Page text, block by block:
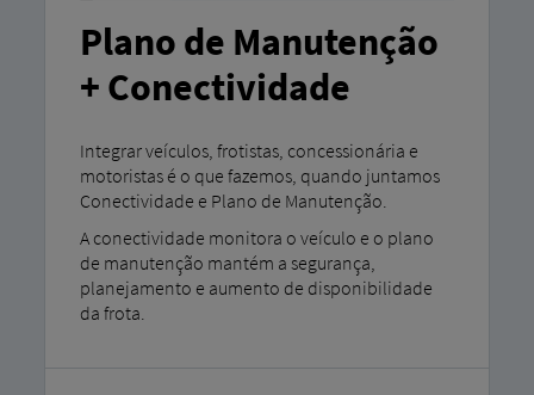
Plano de Manutenção
+ Conectividade
Integrar veículos, frotistas, concessionária e
motoristas é o que fazemos, quando juntamos
Conectividade e Plano de Manutenção.
A conectividade monitora o veículo e o plano
de manutenção mantém a segurança,
planejamento e aumento de disponibilidade
da frota.